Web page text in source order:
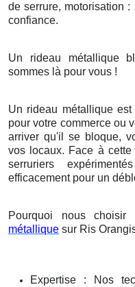
de serrure, motorisation
confiance.
Un rideau métallique
sommes là pour vous !
Un rideau métallique
pour votre commerce ou
arriver qu'il se bloque,
vos locaux. Face à
serruriers
efficacement pour un
Pourquoi nous
métallique sur Ris
Expertise : Nos